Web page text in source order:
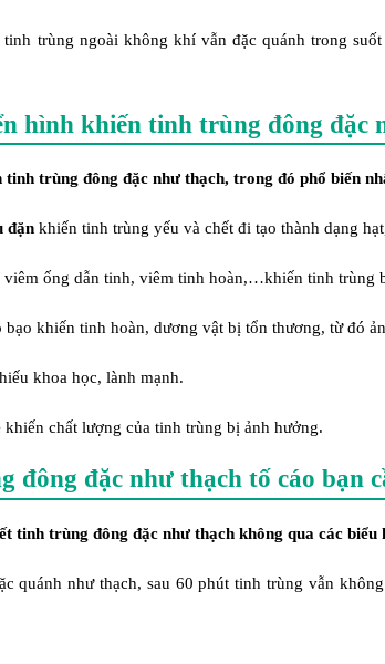
trùng ngoài không khí vẫn đặc quánh trong
hình khiến tinh trùng đông đặc
trùng đông đặc như thạch, trong đó phổ biến
đặn khiến tinh trùng yếu và chết đi tạo thành dạng
viêm ống dẫn tinh, viêm tinh hoàn,…khiến tinh trùng
bạo khiến tinh hoàn, dương vật bị tổn thương, từ đó
khoa học, lành mạnh.
khiến chất lượng của tinh trùng bị ảnh hưởng.
đông đặc như thạch tố cáo bạn
tinh trùng đông đặc như thạch không qua các biểu
quánh như thạch, sau 60 phút tinh trùng vẫn